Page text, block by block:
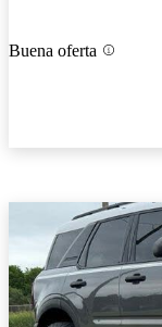
Buena oferta